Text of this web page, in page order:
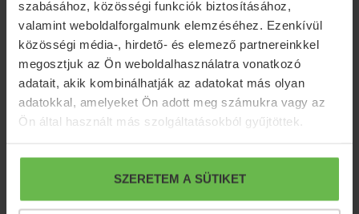
szabásához, közösségi funkciók biztosításához,
valamint weboldalforgalmunk elemzéséhez. Ezenkívül
közösségi média-, hirdető- és elemező partnereinkkel
megosztjuk az Ön weboldalhasználatra vonatkozó
adatait, akik kombinálhatják az adatokat más olyan
adatokkal, amelyeket Ön adott meg számukra vagy az
Ön által használt más szolgáltatásokból gyűjtöttek.
SZERETEM A SÜTIKET
Fried Kastély Hotel***
A perfect choice for team-building programs,
conferences, and unforgettable wedding moments.
Conference